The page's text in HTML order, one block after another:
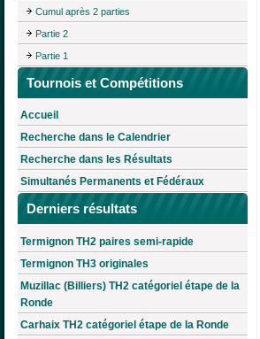
Cumul après 2 parties
Partie 2
Partie 1
Tournois et Compétitions
Accueil
Recherche dans le Calendrier
Recherche dans les Résultats
Simultanés Permanents et Fédéraux
Derniers résultats
Termignon TH2 paires semi-rapide
Termignon TH3 originales
Muzillac (Billiers) TH2 catégoriel étape de la
Ronde
Carhaix TH2 catégoriel étape de la Ronde